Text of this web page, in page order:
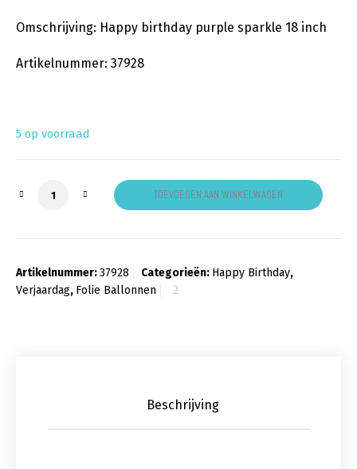
Omschrijving: Happy birthday purple sparkle 18 inch
Artikelnummer: 37928
5 op voorraad
Happy Birthday Sparkle Purple aantal
TOEVOEGEN AAN WINKELWAGEN
Artikelnummer:37928 Categorieën: Happy Birthday,
Verjaardag, Folie Ballonnen
Beschrijving